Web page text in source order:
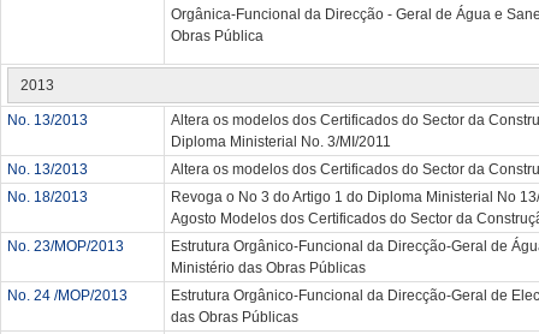
Orgânica-Funcional da Direcção - Geral de Água e
Obras Pública
2013
No. 13/2013
Altera os modelos dos Certificados do Sector da
Diploma Ministerial No. 3/MI/2011
No. 13/2013
Altera os modelos dos Certificados do Sector da
No. 18/2013
Revoga o No 3 do Artigo 1 do Diploma Ministerial No
Agosto Modelos dos Certificados do Sector da
No. 23/MOP/2013
Estrutura Orgânico-Funcional da Direcção-Geral de
Ministério das Obras Públicas
No. 24 /MOP/2013
Estrutura Orgânico-Funcional da Direcção-Geral de
das Obras Públicas